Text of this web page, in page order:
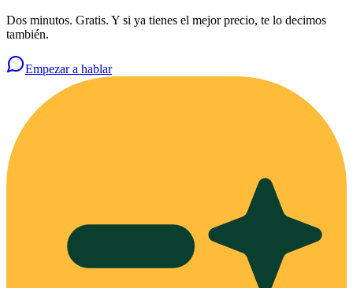
Dos minutos. Gratis. Y si ya tienes el mejor precio, te lo decimos
también.
Empezar a hablar